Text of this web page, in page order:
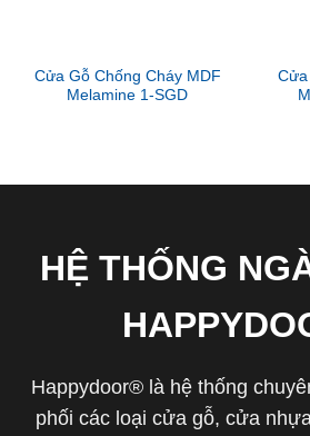
Cửa Gỗ Chống Cháy MDF
Melamine 1-SGD
Cửa
HỆ THỐNG
Happydoor® là hệ thống
phối các loại cửa gỗ, cửa